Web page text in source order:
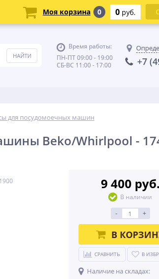
Время работы:
ПН-ПТ 09:00 - 19:00
СБ-ВС 11:00 - 17:00
+7
для посудомоечных машин
Beko/Whirlpool -
9 400 руб.
В наличии
- +
В
СРАВНИТЬ В
Наличие на складах:
Моя корзина 0 0 руб.